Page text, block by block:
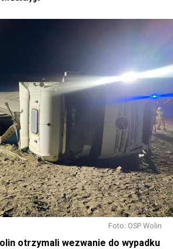
Foto: OSP Wolin
otrzymali wezwanie do wypadku